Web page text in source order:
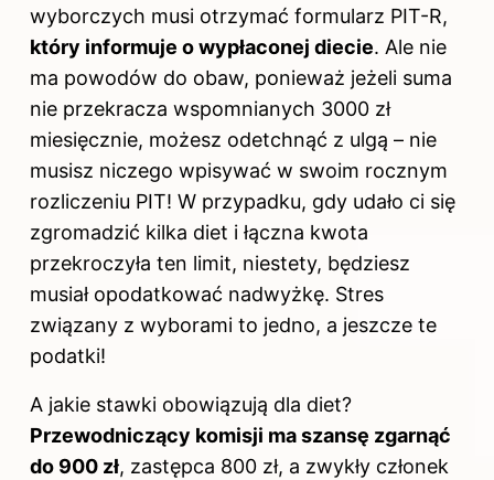
wyborczych musi otrzymać formularz PIT-R,
który informuje o wypłaconej diecie. Ale nie
ma powodów do obaw, ponieważ jeżeli suma
nie przekracza wspomnianych 3000 zł
miesięcznie, możesz odetchnąć z ulgą – nie
musisz niczego wpisywać w swoim rocznym
rozliczeniu PIT! W przypadku, gdy udało ci się
zgromadzić kilka diet i łączna kwota
przekroczyła ten limit, niestety, będziesz
musiał opodatkować nadwyżkę. Stres
związany z wyborami to jedno, a jeszcze te
podatki!
A jakie stawki obowiązują dla diet?
Przewodniczący komisji ma szansę zgarnąć
do 900 zł, zastępca 800 zł, a zwykły członek